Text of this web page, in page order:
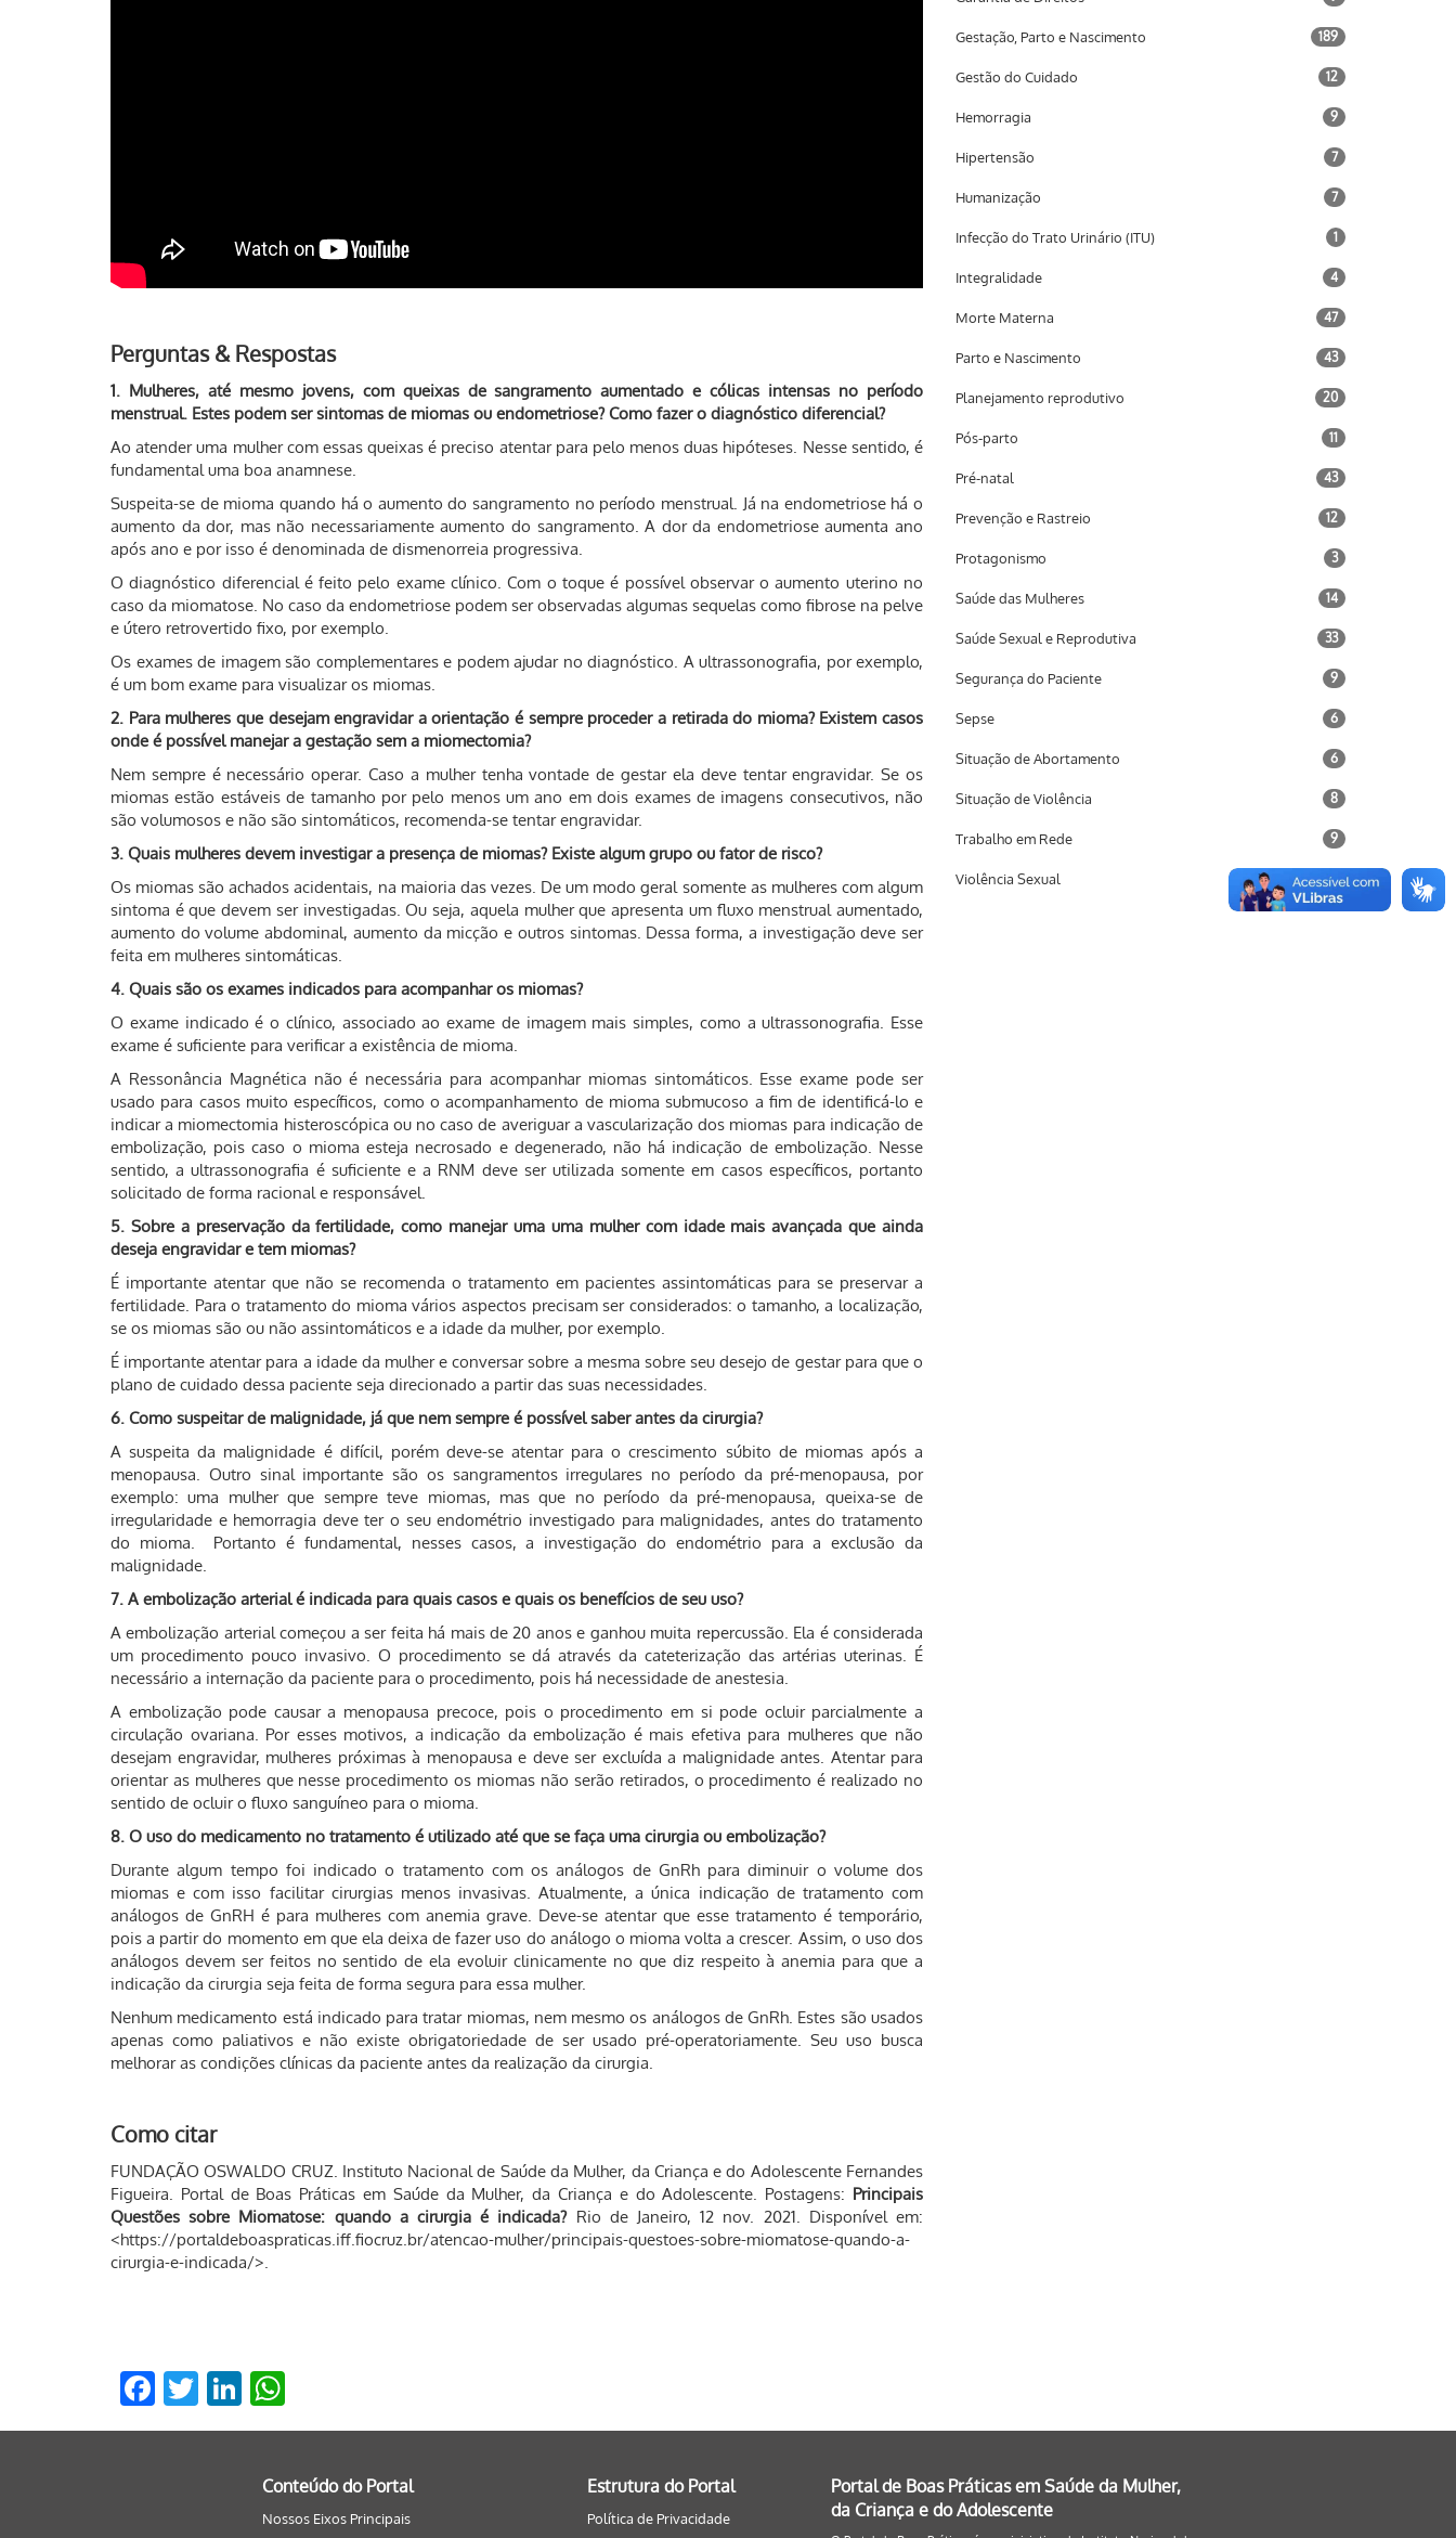
Perguntas & Respostas
1. Mulheres, até mesmo jovens, com queixas de sangramento aumentado e cólicas intensas no período
menstrual. Estes podem ser sintomas de miomas ou endometriose? Como fazer o diagnóstico diferencial?
Ao atender uma mulher com essas queixas é preciso atentar para pelo menos duas hipóteses. Nesse sentido, é
fundamental uma boa anamnese.
Suspeita-se de mioma quando há o aumento do sangramento no período menstrual. Já na endometriose há o
aumento da dor, mas não necessariamente aumento do sangramento. A dor da endometriose aumenta ano
após ano e por isso é denominada de dismenorreia progressiva.
O diagnóstico diferencial é feito pelo exame clínico. Com o toque é possível observar o aumento uterino no
caso da miomatose. No caso da endometriose podem ser observadas algumas sequelas como fibrose na pelve
e útero retrovertido fixo, por exemplo.
Os exames de imagem são complementares e podem ajudar no diagnóstico. A ultrassonografia, por exemplo,
é um bom exame para visualizar os miomas.
2. Para mulheres que desejam engravidar a orientação é sempre proceder a retirada do mioma? Existem casos
onde é possível manejar a gestação sem a miomectomia?
Nem sempre é necessário operar. Caso a mulher tenha vontade de gestar ela deve tentar engravidar. Se os
miomas estão estáveis de tamanho por pelo menos um ano em dois exames de imagens consecutivos, não
são volumosos e não são sintomáticos, recomenda-se tentar engravidar.
3. Quais mulheres devem investigar a presença de miomas? Existe algum grupo ou fator de risco?
Os miomas são achados acidentais, na maioria das vezes. De um modo geral somente as mulheres com algum
sintoma é que devem ser investigadas. Ou seja, aquela mulher que apresenta um fluxo menstrual aumentado,
aumento do volume abdominal, aumento da micção e outros sintomas. Dessa forma, a investigação deve ser
feita em mulheres sintomáticas.
4. Quais são os exames indicados para acompanhar os miomas?
O exame indicado é o clínico, associado ao exame de imagem mais simples, como a ultrassonografia. Esse
exame é suficiente para verificar a existência de mioma.
A Ressonância Magnética não é necessária para acompanhar miomas sintomáticos. Esse exame pode ser
usado para casos muito específicos, como o acompanhamento de mioma submucoso a fim de identificá-lo e
indicar a miomectomia histeroscópica ou no caso de averiguar a vascularização dos miomas para indicação de
embolização, pois caso o mioma esteja necrosado e degenerado, não há indicação de embolização. Nesse
sentido, a ultrassonografia é suficiente e a RNM deve ser utilizada somente em casos específicos, portanto
solicitado de forma racional e responsável.
5. Sobre a preservação da fertilidade, como manejar uma uma mulher com idade mais avançada que ainda
deseja engravidar e tem miomas?
É importante atentar que não se recomenda o tratamento em pacientes assintomáticas para se preservar a
fertilidade. Para o tratamento do mioma vários aspectos precisam ser considerados: o tamanho, a localização,
se os miomas são ou não assintomáticos e a idade da mulher, por exemplo.
É importante atentar para a idade da mulher e conversar sobre a mesma sobre seu desejo de gestar para que o
plano de cuidado dessa paciente seja direcionado a partir das suas necessidades.
6. Como suspeitar de malignidade, já que nem sempre é possível saber antes da cirurgia?
A suspeita da malignidade é difícil, porém deve-se atentar para o crescimento súbito de miomas após a
menopausa. Outro sinal importante são os sangramentos irregulares no período da pré-menopausa, por
exemplo: uma mulher que sempre teve miomas, mas que no período da pré-menopausa, queixa-se de
irregularidade e hemorragia deve ter o seu endométrio investigado para malignidades, antes do tratamento
do mioma. Portanto é fundamental, nesses casos, a investigação do endométrio para a exclusão da
malignidade.
7. A embolização arterial é indicada para quais casos e quais os benefícios de seu uso?
A embolização arterial começou a ser feita há mais de 20 anos e ganhou muita repercussão. Ela é considerada
um procedimento pouco invasivo. O procedimento se dá através da cateterização das artérias uterinas. É
necessário a internação da paciente para o procedimento, pois há necessidade de anestesia.
A embolização pode causar a menopausa precoce, pois o procedimento em si pode ocluir parcialmente a
circulação ovariana. Por esses motivos, a indicação da embolização é mais efetiva para mulheres que não
desejam engravidar, mulheres próximas à menopausa e deve ser excluída a malignidade antes. Atentar para
orientar as mulheres que nesse procedimento os miomas não serão retirados, o procedimento é realizado no
sentido de ocluir o fluxo sanguíneo para o mioma.
8. O uso do medicamento no tratamento é utilizado até que se faça uma cirurgia ou embolização?
Durante algum tempo foi indicado o tratamento com os análogos de GnRh para diminuir o volume dos
miomas e com isso facilitar cirurgias menos invasivas. Atualmente, a única indicação de tratamento com
análogos de GnRH é para mulheres com anemia grave. Deve-se atentar que esse tratamento é temporário,
pois a partir do momento em que ela deixa de fazer uso do análogo o mioma volta a crescer. Assim, o uso dos
análogos devem ser feitos no sentido de ela evoluir clinicamente no que diz respeito à anemia para que a
indicação da cirurgia seja feita de forma segura para essa mulher.
Nenhum medicamento está indicado para tratar miomas, nem mesmo os análogos de GnRh. Estes são usados
apenas como paliativos e não existe obrigatoriedade de ser usado pré-operatoriamente. Seu uso busca
melhorar as condições clínicas da paciente antes da realização da cirurgia.
Como citar
FUNDAÇÃO OSWALDO CRUZ. Instituto Nacional de Saúde da Mulher, da Criança e do Adolescente Fernandes
Figueira. Portal de Boas Práticas em Saúde da Mulher, da Criança e do Adolescente. Postagens: Principais
Questões sobre Miomatose: quando a cirurgia é indicada?Rio de Janeiro, 12 nov. 2021. Disponível em:
<https://portaldeboaspraticas.iff.fiocruz.br/atencao-mulher/principais-questoes-sobre-miomatose-quando-a-
cirurgia-e-indicada/>.
Facebook
TwitterLinkedIn
Gestação, Parto e Nascimento 189
Gestão do Cuidado 12
Hemorragia 9
Hipertensão 7
Humanização 7
Infecção do Trato Urinário (ITU) 1
Integralidade 4
Morte Materna 47
Parto e Nascimento 43
Planejamento reprodutivo 20
Pós-parto 11
Pré-natal 43
Prevenção e Rastreio 12
Protagonismo 3
Saúde das Mulheres 14
Saúde Sexual e Reprodutiva 33
Segurança do Paciente 9
Sepse 6
Situação de Abortamento 6
Situação de Violência 8
Trabalho em Rede 9
Violência Sexual 3
Conteúdo do Portal
Nossos Eixos Principais
Estrutura do Portal
Política de Privacidade
Portal de Boas Práticas em Saúde da Mulher,
da Criança e do Adolescente